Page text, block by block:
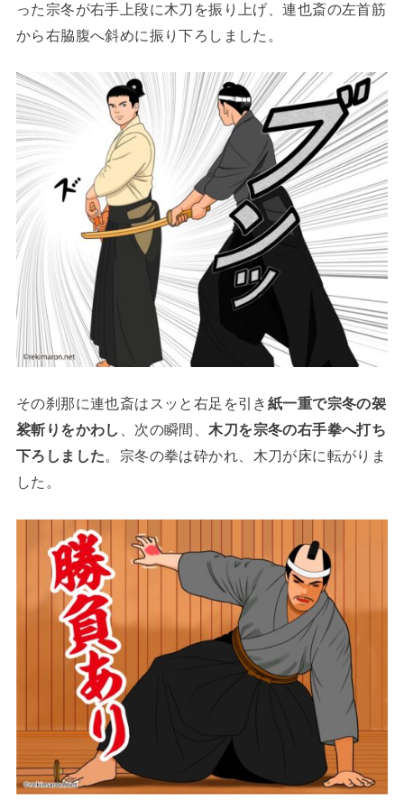
った宗冬が右手上段に木刀を振り上げ、連也斎の左首筋
から右脇腹へ斜めに振り下ろしました。
その刹那に連也斎はスッと右足を引き 紙一重で宗冬の袈
裟斬りをかわし
、次の瞬間、木刀を宗冬の右手拳へ打ち
下ろしました。宗冬の拳は砕かれ、木刀が床に転がりま
した。